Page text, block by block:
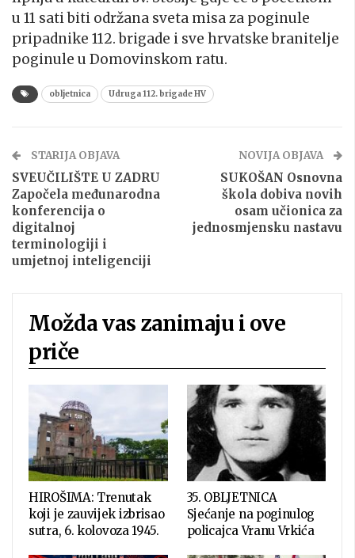
u 11 sati biti održana sveta misa za poginule
pripadnike 112. brigade i sve hrvatske branitelje
poginule u Domovinskom ratu.
obljetnica Udruga 112. brigade HV
STARIJA OBJAVA
SVEUČILIŠTE U ZADRU
Započela međunarodna
konferencija o
digitalnoj
terminologiji i
umjetnoj inteligenciji
NOVIJA OBJAVA
SUKOŠAN Osnovna
škola dobiva novih
osam učionica za
jednosmjensku nastavu
Možda vas zanimaju i ove
priče
HIROŠIMA: Trenutak
koji je zauvijek izbrisao
sutra, 6. kolovoza 1945.
35. OBLJETNICA
Sjećanje na poginulog
policajca Vranu Vrkića